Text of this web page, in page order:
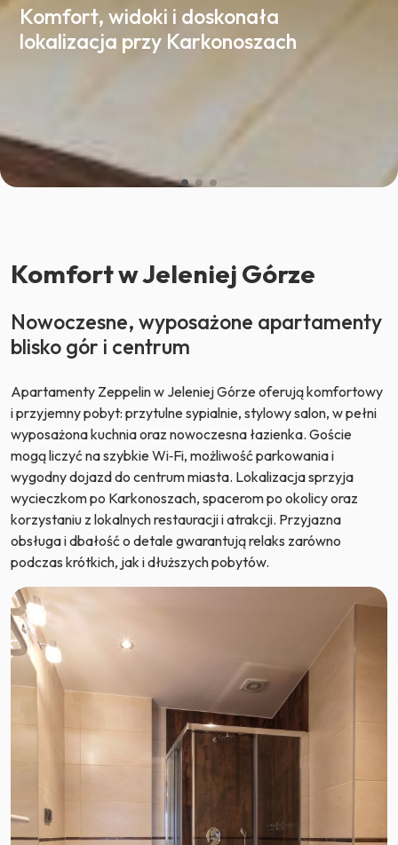
Komfort, widoki i doskonała
lokalizacja przy Karkonoszach
Komfort w Jeleniej Górze
Nowoczesne, wyposażone apartamenty
blisko gór i centrum
Apartamenty Zeppelin w Jeleniej Górze oferują komfortowy
i przyjemny pobyt: przytulne sypialnie, stylowy salon, w pełni
wyposażona kuchnia oraz nowoczesna łazienka. Goście
mogą liczyć na szybkie Wi‑Fi, możliwość parkowania i
wygodny dojazd do centrum miasta. Lokalizacja sprzyja
wycieczkom po Karkonoszach, spacerom po okolicy oraz
korzystaniu z lokalnych restauracji i atrakcji. Przyjazna
obsługa i dbałość o detale gwarantują relaks zarówno
podczas krótkich, jak i dłuższych pobytów.